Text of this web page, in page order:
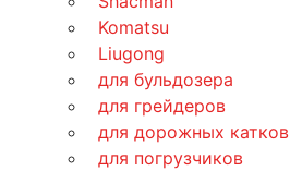
Komatsu
Liugong
для бульдозера
для грейдеров
для дорожных катков
для погрузчиков